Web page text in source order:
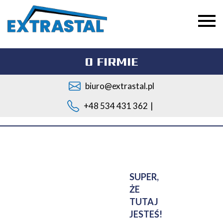
O FIRMIE
biuro@extrastal.pl
+48 534 431 362 |
SUPER,
ŻE
TUTAJ
JESTEŚ!